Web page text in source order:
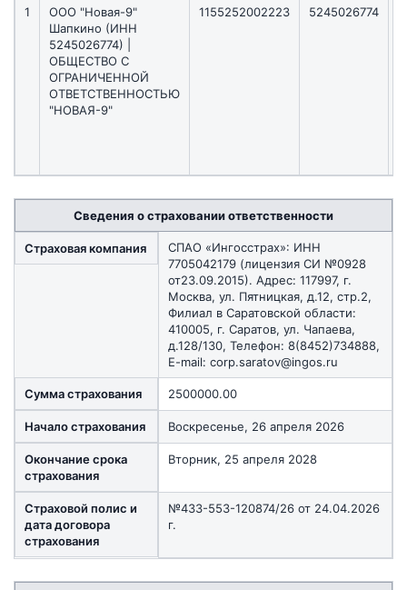
1
ООО "Новая-9"
Шапкино (ИНН
5245026774) |
ОБЩЕСТВО С
ОГРАНИЧЕННОЙ
ОТВЕТСТВЕННОСТЬЮ
"НОВАЯ-9"
1155252002223 5245026774
Сведения о страховании ответственности
Страховая компания
СПАО «Ингосстрах»: ИНН
7705042179 (лицензия СИ №0928
от23.09.2015). Адрес: 117997, г.
Москва, ул. Пятницкая, д.12, стр.2,
Филиал в Саратовской области:
410005, г. Саратов, ул. Чапаева,
д.128/130, Телефон: 8(8452)734888,
E-mail: corp.saratov@ingos.ru
Сумма страхования 2500000.00
Начало страхования Воскресенье, 26 апреля 2026
Окончание срока
страхования
Вторник, 25 апреля 2028
Страховой полис и
дата договора
страхования
№433-553-120874/26 от 24.04.2026
г.